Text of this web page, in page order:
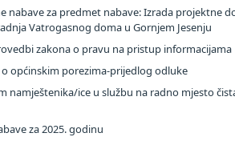
nabave za predmet nabave: Izrada projektne
Vatrogasnog doma u Gornjem Jesenju
zakona o pravu na pristup informacijama
općinskim porezima-prijedlog odluke
namještenika/ice u službu na radno mjesto
za 2025. godinu